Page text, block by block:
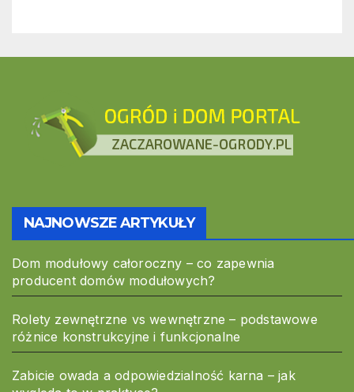
NAJNOWSZE ARTYKUŁY
Dom modułowy całoroczny – co zapewnia
producent domów modułowych?
Rolety zewnętrzne vs wewnętrzne – podstawowe
różnice konstrukcyjne i funkcjonalne
Zabicie owada a odpowiedzialność karna – jak